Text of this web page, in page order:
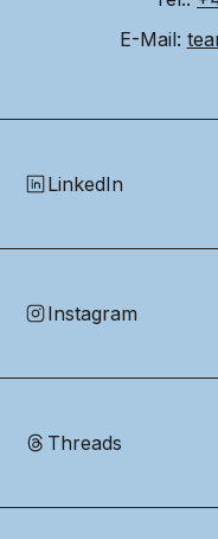
E-Mail:
LinkedIn
Instagram
Threads